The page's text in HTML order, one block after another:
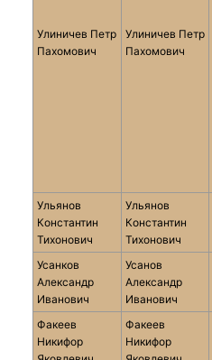
Улиничев Петр
Пахомович
Улиничев Петр
Пахомович
Ульянов
Константин
Тихонович
Ульянов
Константин
Тихонович
Усанков
Александр
Иванович
Усанов
Александр
Иванович
Факеев
Никифор
Факеев
Никифор